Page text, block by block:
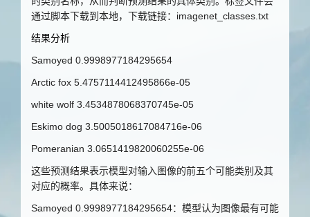
通过脚本下载到本地，下载链接： imagenet_classes.txt
结果分析
Samoyed 0.9998977184295654
Arctic fox 5.4757114412495866e-05
white wolf 3.4534878068370745e-05
Eskimo dog 3.5005018617084716e-06
Pomeranian 3.0651419820060255e-06
这些预测结果表示模型对输入图像的前五个可能类别及其
对应的概率。具体来说：
Samoyed 0.9998977184295654：模型认为图像最有可能